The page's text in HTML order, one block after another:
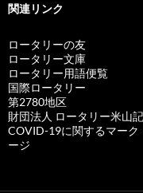
関連リンク
ロータリーの友
ロータリー文庫
ロータリー用語便覧
国際ロータリー
第2780地区
財団法人 ロータリー米山
COVID-19に関するマーク
ージ